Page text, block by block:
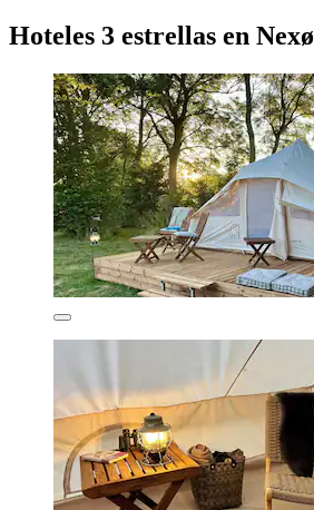
Hoteles 3 estrellas en Nexø